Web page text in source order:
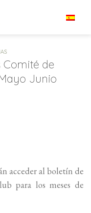
Comité de
Junio
acceder al boletín de
para los meses de